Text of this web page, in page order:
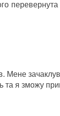
Мене
та я зможу